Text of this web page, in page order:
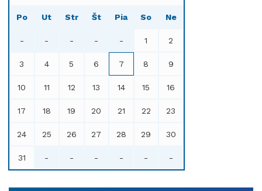
Po Ut Str Št Pia So Ne
- - - - - 1 2
3 4 5 6 7 8 9
10 11 12 13 14 15 16
17 18 19 20 21 22 23
24 25 26 27 28 29 30
31 - - - - - -